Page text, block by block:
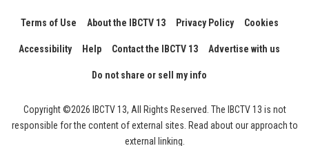
Terms of Use About the IBCTV 13 Privacy Policy Cookies
Accessibility Help Contact the IBCTV 13 Advertise with us
Do not share or sell my info
Copyright ©2026 IBCTV 13, All Rights Reserved. The IBCTV 13 is not
responsible for the content of external sites. Read about our approach to
external linking.